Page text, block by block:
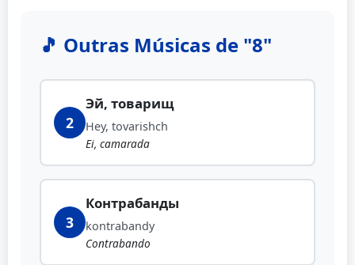
🎵 Outras Músicas de "8"
2
Эй, товарищ
Hey, tovarishch
Ei, camarada
3
Контрабанды
kontrabandy
Contrabando